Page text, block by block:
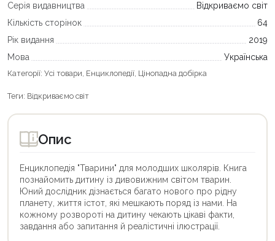
Серія видавництва
Відкриваємо світ
Кількість сторінок
64
Рік видання
2019
Мова
Українська
Категорії: Усі товари, Енциклопедії, Цінопадна добірка
Теги: Відкриваємо світ
Опис
Енциклопедія "Тварини" для молодших школярів. Книга
познайомить дитину із дивовижним світом тварин.
Юний дослідник дізнається багато нового про рідну
планету, життя істот, які мешкають поряд із нами. На
кожному розвороті на дитину чекають цікаві факти,
завдання або запитання й реалістичні ілюстрації.